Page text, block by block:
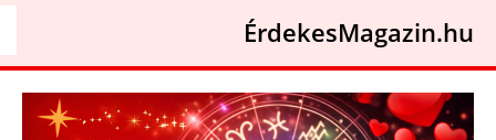
ÉrdekesMagazin.hu